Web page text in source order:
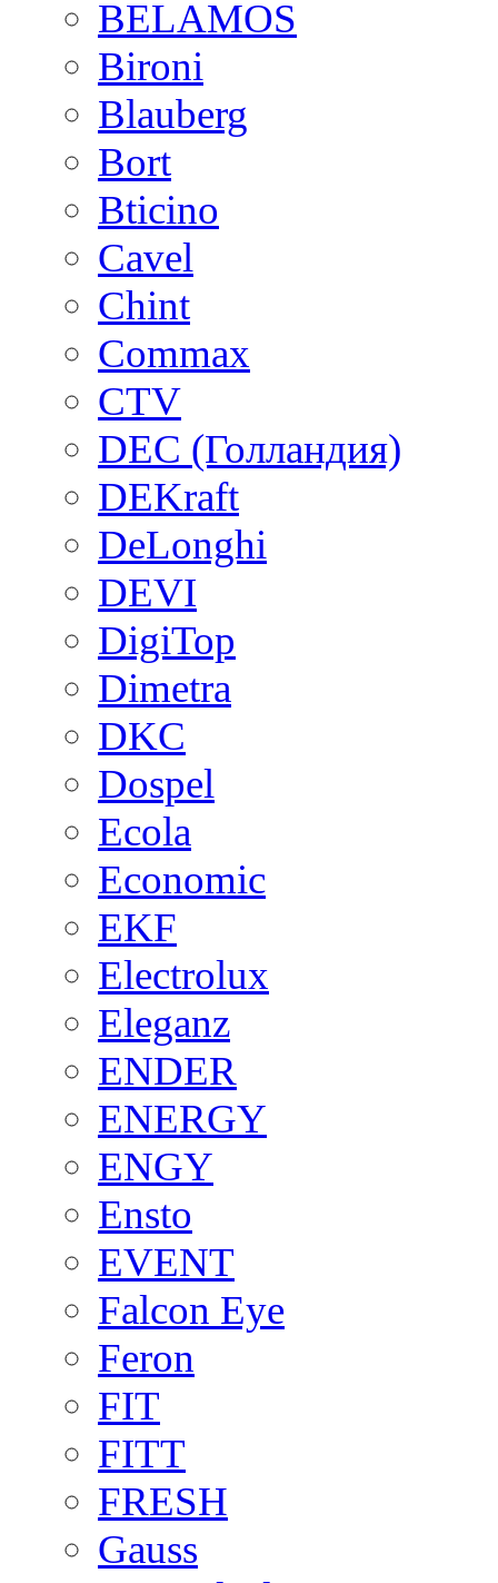
BELAMOS
Bironi
Blauberg
Bort
Bticino
Cavel
Chint
Commax
CTV
DEC (Голландия)
DEKraft
DeLonghi
DEVI
DigiTop
Dimetra
DKC
Dospel
Ecola
Economic
EKF
Electrolux
Eleganz
ENDER
ENERGY
ENGY
Ensto
EVENT
Falcon Eye
Feron
FIT
FITT
FRESH
Gauss